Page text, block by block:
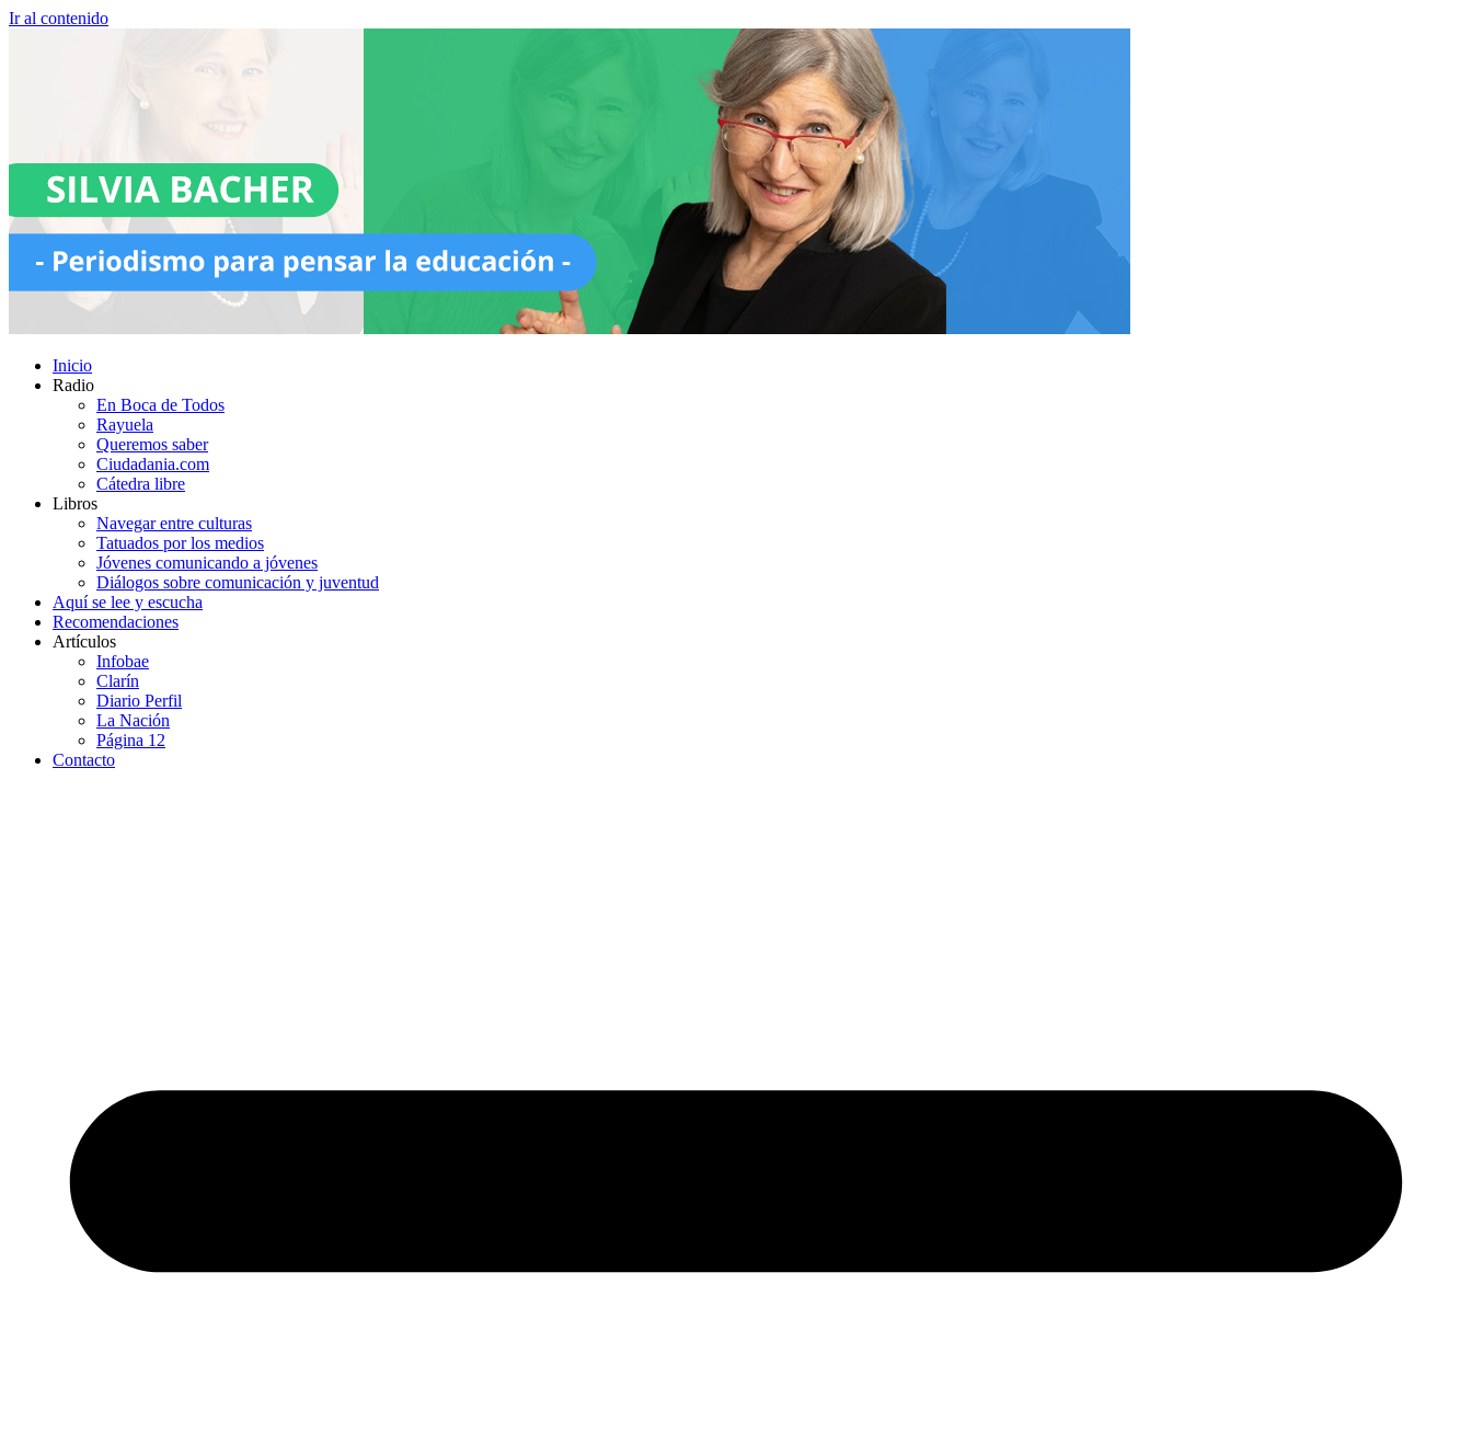
Ir al contenido
Inicio
Radio
En Boca de Todos
Rayuela
Queremos saber
Ciudadania.com
Cátedra libre
Libros
Navegar entre culturas
Tatuados por los medios
Jóvenes comunicando a jóvenes
Diálogos sobre comunicación y juventud
Aquí se lee y escucha
Recomendaciones
Artículos
Infobae
Clarín
Diario Perfil
La Nación
Página 12
Contacto